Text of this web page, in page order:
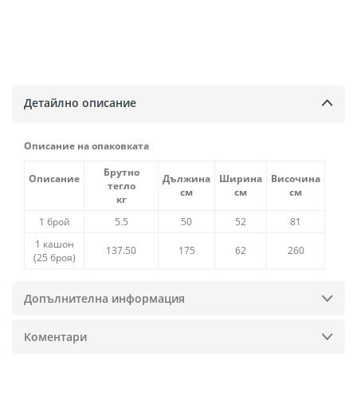
Детайлно описание
Описание на опаковката
Описание
Брутно
тегло
кг
Дължина
см
Ширина
см
Височина
см
1 брой 5.5 50 52
81
1 кашон
(25 броя)
137.50 175 62 260
Допълнителна информация
Коментари